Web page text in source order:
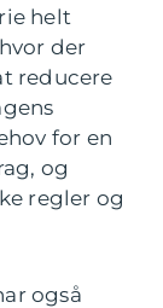
helt
der
reducere
for en
og
regler og
også